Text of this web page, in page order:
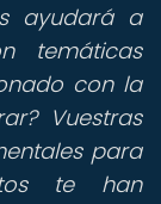
ayudará a
temáticas
con la
Vuestras
para
te han